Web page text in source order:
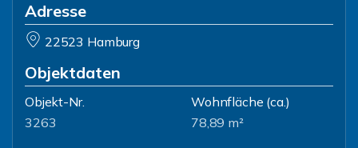
Adresse
22523 Hamburg
Objektdaten
Objekt-Nr.
3263
Wohnfläche (ca.)
78,89 m²